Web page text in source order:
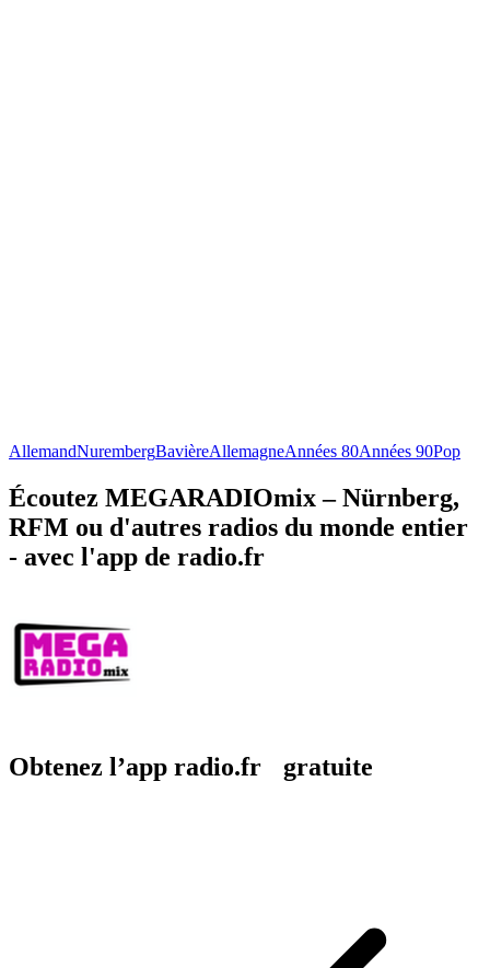
AllemandNurembergBavièreAllemagneAnnées 80Années 90Pop
Écoutez MEGARADIOmix – Nürnberg,
RFM ou d'autres radios du monde entier
- avec l'app de radio.fr
Obtenez l’app radio.fr gratuite